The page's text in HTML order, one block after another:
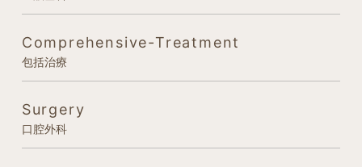
Comprehensive-Treatment
包括治療
Surgery
口腔外科